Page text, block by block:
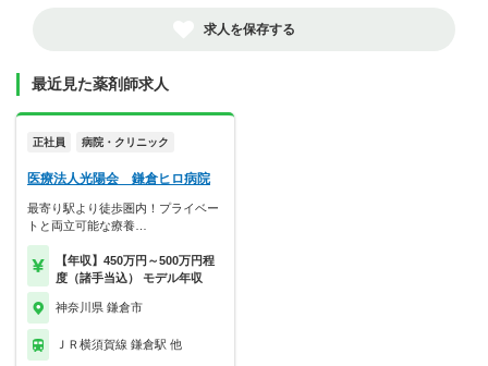
求人を保存する
最近見た薬剤師求人
正社員 病院・クリニック
医療法人光陽会 鎌倉ヒロ病院
最寄り駅より徒歩圏内！プライベー
トと両立可能な療養…
【年収】450万円～500万円程
度（諸手当込） モデル年収
神奈川県 鎌倉市
ＪＲ横須賀線 鎌倉駅 他